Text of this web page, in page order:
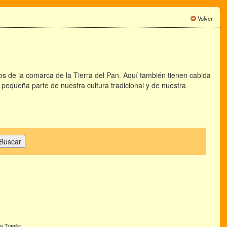
Volver
de la comarca de la Tierra del Pan. Aquí también tienen cabida
parte de nuestra cultura tradicional y de nuestra